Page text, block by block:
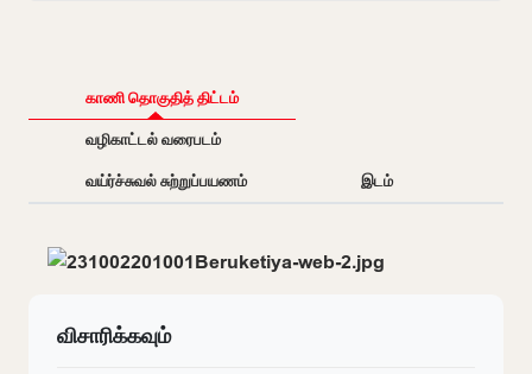
காணி தொகுதித் திட்டம்
வழிகாட்டல் வரைபடம்
வய்ர்ச்சுவல் சுற்றுப்பயணம்
இடம்
விசாரிக்கவும்